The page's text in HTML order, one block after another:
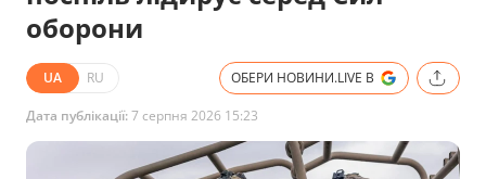
оборони
UA RU ОБЕРИ НОВИНИ.LIVE В
Дата публікації:7 серпня 2026 15:23